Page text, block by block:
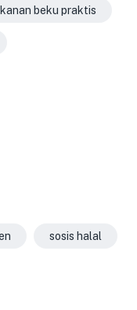
beku praktis
sosis halal